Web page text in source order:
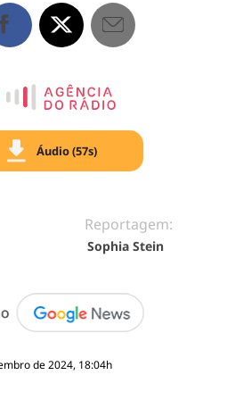
Áudio (57s)
Reportagem:
Sophia Stein
de 2024, 18:04h